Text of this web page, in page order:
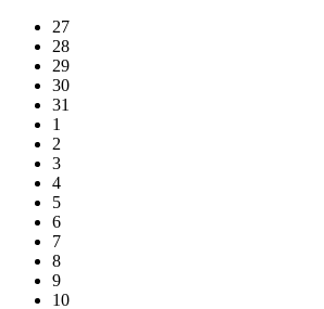
27
28
29
30
31
1
2
3
4
5
6
7
8
9
10